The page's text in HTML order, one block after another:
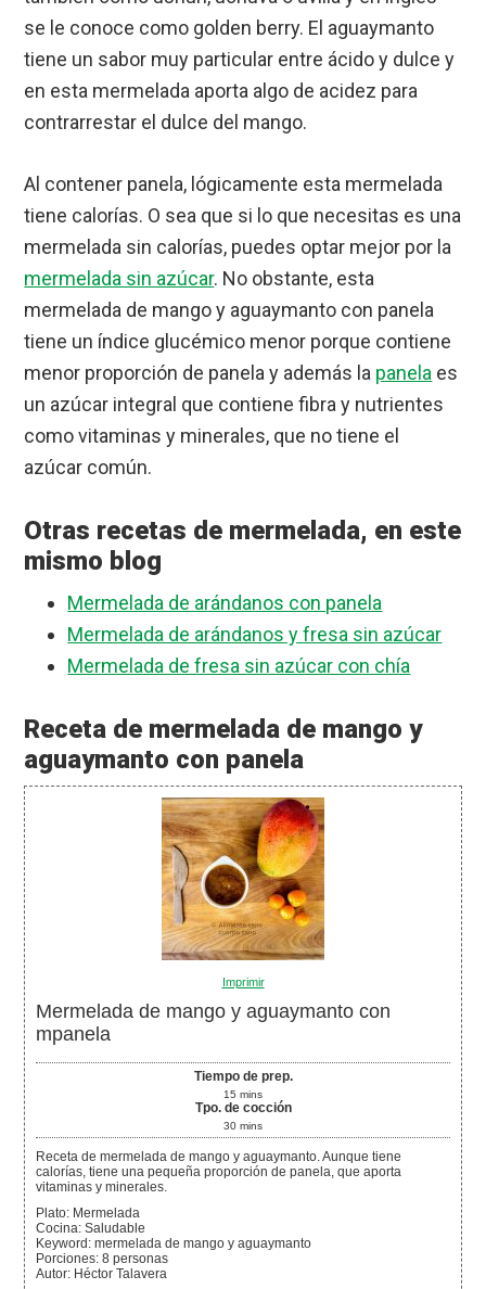
se le conoce como golden berry. El aguaymanto
tiene un sabor muy particular entre ácido y dulce y
en esta mermelada aporta algo de acidez para
contrarrestar el dulce del mango.
Al contener panela, lógicamente esta mermelada
tiene calorías. O sea que si lo que necesitas es una
mermelada sin calorías, puedes optar mejor por la
mermelada sin azúcar. No obstante, esta
mermelada de mango y aguaymanto con panela
tiene un índice glucémico menor porque contiene
menor proporción de panela y además la panela es
un azúcar integral que contiene fibra y nutrientes
como vitaminas y minerales, que no tiene el
azúcar común.
Otras recetas de mermelada, en este
mismo blog
Mermelada de arándanos con panela
Mermelada de arándanos y fresa sin azúcar
Mermelada de fresa sin azúcar con chía
Receta de mermelada de mango y
aguaymanto con panela
Imprimir
Mermelada de mango y aguaymanto con
mpanela
Tiempo de prep.
15 mins
Tpo. de cocción
30 mins
Receta de mermelada de mango y aguaymanto. Aunque tiene
calorías, tiene una pequeña proporción de panela, que aporta
vitaminas y minerales.
Plato: Mermelada
Cocina: Saludable
Keyword: mermelada de mango y aguaymanto
Porciones:8 personas
Autor: Héctor Talavera